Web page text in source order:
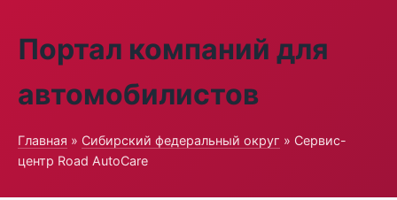
Портал компаний для
автомобилистов
Главная » Сибирский федеральный округ » Сервис-
центр Road AutoCare